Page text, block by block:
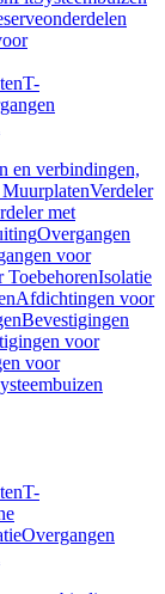
T-
en verbindingen,
Verdeler
met
Overgangen
voor
ToebehorenIsolatie
Afdichtingen voor
Bevestigingen
voor
voor
T-
Overgangen